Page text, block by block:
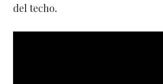
del techo.